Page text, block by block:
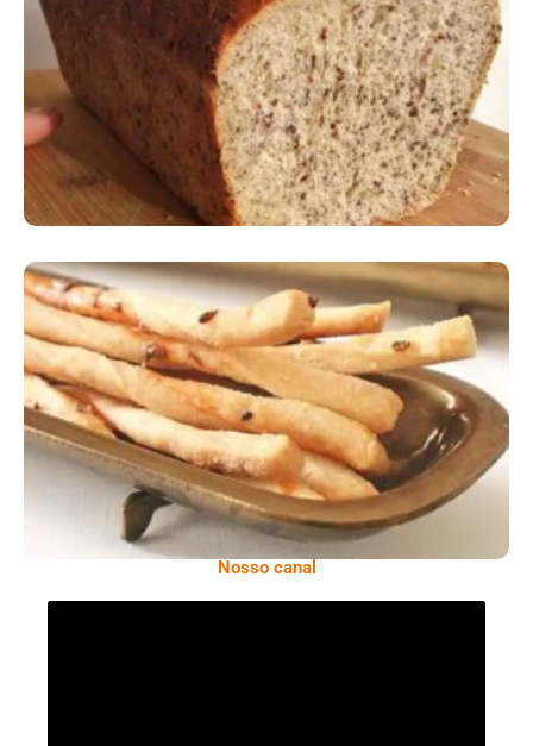
Comer Bem: Pão Low Carb
Comer Bem: Palitinhos De Cebola E Salsa
Nosso canal